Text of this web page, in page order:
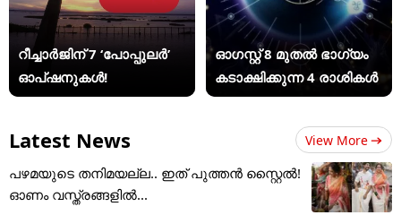
റീച്ചാർജിന് 7 ‘പോപ്പുലർ’
ഓപ്ഷനുകൾ!
ഓഗസ്റ്റ് 8 മുതൽ ഭാഗ്യം
കടാക്ഷിക്കുന്ന 4 രാശികൾ
Latest News View More
പഴമയുടെ തനിമയല്ല.. ഇത് പുത്തൻ സ്റ്റൈൽ!
ഓണം വസ്ത്രങ്ങളിൽ...